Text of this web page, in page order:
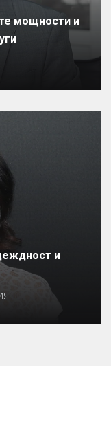
мощности и
и